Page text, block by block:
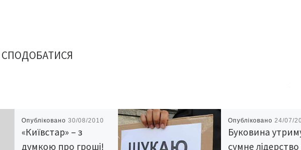
Опубліковано30/08/2010
«Київстар» – з
думкою про гроші!
Опубліковано 24/07/
Буковина
сумне лідерство